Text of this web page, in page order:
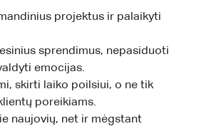
projektus ir palaikyti
sprendimus, nepasiduoti
emocijas.
skirti laiko poilsiui, o ne tik
poreikiams.
naujovių, net ir mėgstant